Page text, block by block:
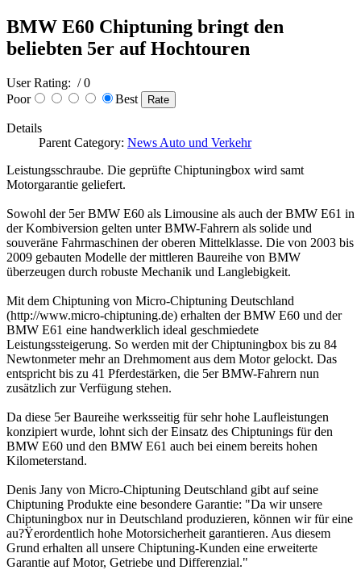
BMW E60 Chiptuning bringt den
beliebten 5er auf Hochtouren
User Rating: / 0
Poor
Best
Details
Parent Category: News Auto und Verkehr
Leistungsschraube. Die geprüfte Chiptuningbox wird samt
Motorgarantie geliefert.
Sowohl der 5er BMW E60 als Limousine als auch der BMW E61 in
der Kombiversion gelten unter BMW-Fahrern als solide und
souveräne Fahrmaschinen der oberen Mittelklasse. Die von 2003 bis
2009 gebauten Modelle der mittleren Baureihe von BMW
überzeugen durch robuste Mechanik und Langlebigkeit.
Mit dem Chiptuning von Micro-Chiptuning Deutschland
(http://www.micro-chiptuning.de) erhalten der BMW E60 und der
BMW E61 eine handwerklich ideal geschmiedete
Leistungssteigerung. So werden mit der Chiptuningbox bis zu 84
Newtonmeter mehr an Drehmoment aus dem Motor gelockt. Das
entspricht bis zu 41 Pferdestärken, die 5er BMW-Fahrern nun
zusätzlich zur Verfügung stehen.
Da diese 5er Baureihe werksseitig für sehr hohe Laufleistungen
konzipiert wurde, lohnt sich der Einsatz des Chiptunings für den
BMW E60 und den BMW E61 auch bei einem bereits hohen
Kilometerstand.
Denis Jany von Micro-Chiptuning Deutschland gibt auf seine
Chiptuning Produkte eine besondere Garantie: "Da wir unsere
Chiptuningbox nur in Deutschland produzieren, können wir für eine
au?Ÿerordentlich hohe Motorsicherheit garantieren. Aus diesem
Grund erhalten all unsere Chiptuning-Kunden eine erweiterte
Garantie auf Motor, Getriebe und Differenzial."